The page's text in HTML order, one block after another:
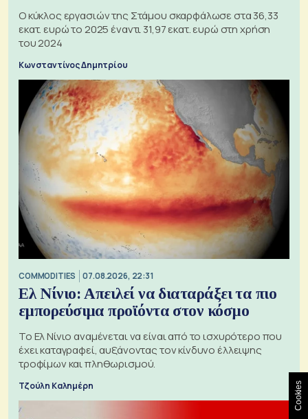
Ο κύκλος εργασιών της Στάμου σκαρφάλωσε στα 36,33
εκατ. ευρώ το 2025 έναντι 31,97 εκατ. ευρώ στη χρήση
του 2024
Κωνσταντίνος Δημητρίου
COMMODITIES 07.08.2026, 22:31
Ελ Νίνιο: Απειλεί να διαταράξει τα πιο
εμπορεύσιμα προϊόντα στον κόσμο
Το Ελ Νίνιο αναμένεται να είναι από το ισχυρότερο που
έχει καταγραφεί, αυξάνοντας τον κίνδυνο έλλειψης
τροφίμων και πληθωρισμού.
Τζούλη Καλημέρη Cookies